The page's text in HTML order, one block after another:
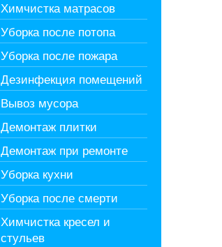
Химчистка матрасов
Уборка после потопа
Уборка после пожара
Дезинфекция помещений
Вывоз мусора
Демонтаж плитки
Демонтаж при ремонте
Уборка кухни
Уборка после смерти
Химчистка кресел и
стульев